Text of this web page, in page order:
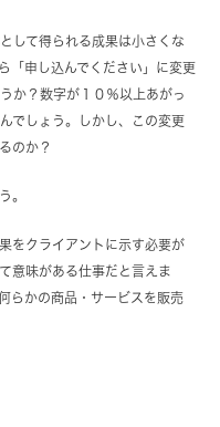
して得られる成果は小さくな
「申し込んでください」に変更
か？数字が１０％以上あがっ
でしょう。しかし、この変更
のか？
。
をクライアントに示す必要が
意味がある仕事だと言えま
らかの商品・サービスを販売